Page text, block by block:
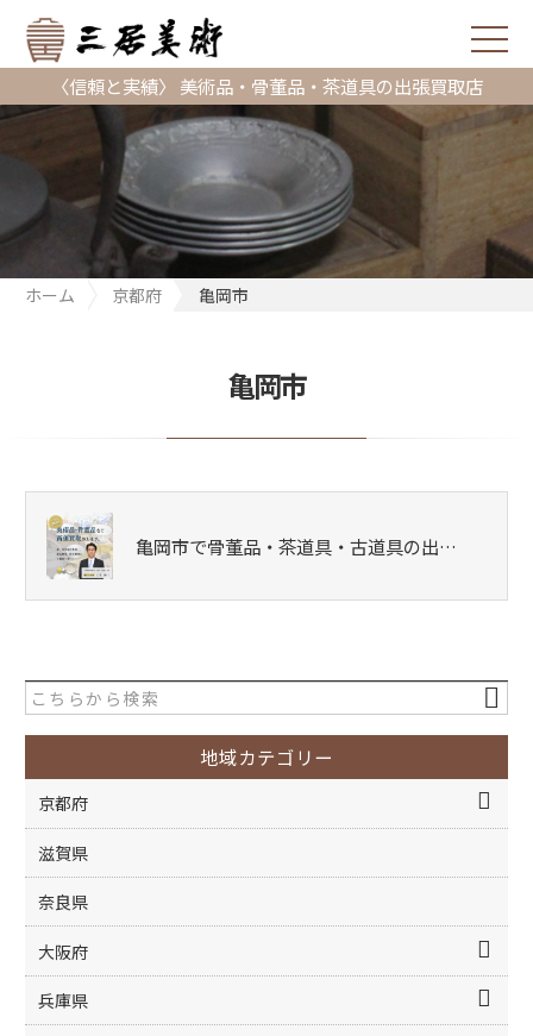
〈信頼と実績〉 美術品・骨董品・茶道具の出張買取店
ホーム 京都府 亀岡市
亀岡市
亀岡市で骨董品・茶道具・古道具の出…
地域カテゴリー
京都府
滋賀県
奈良県
大阪府
兵庫県